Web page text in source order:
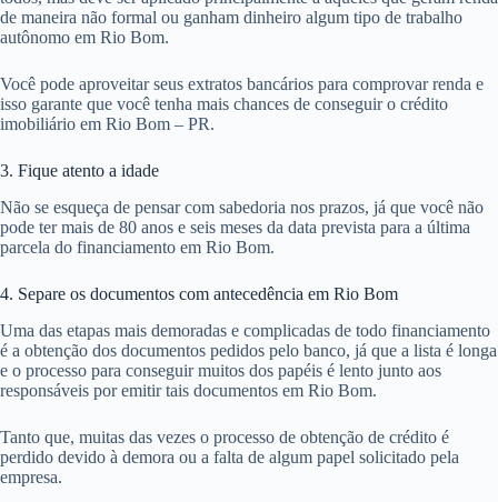
de maneira não formal ou ganham dinheiro algum tipo de trabalho
autônomo em Rio Bom.
Você pode aproveitar seus extratos bancários para comprovar renda e
isso garante que você tenha mais chances de conseguir o crédito
imobiliário em Rio Bom – PR.
3. Fique atento a idade
Não se esqueça de pensar com sabedoria nos prazos, já que você não
pode ter mais de 80 anos e seis meses da data prevista para a última
parcela do financiamento em Rio Bom.
4. Separe os documentos com antecedência em Rio Bom
Uma das etapas mais demoradas e complicadas de todo financiamento
é a obtenção dos documentos pedidos pelo banco, já que a lista é longa
e o processo para conseguir muitos dos papéis é lento junto aos
responsáveis por emitir tais documentos em Rio Bom.
Tanto que, muitas das vezes o processo de obtenção de crédito é
perdido devido à demora ou a falta de algum papel solicitado pela
empresa.